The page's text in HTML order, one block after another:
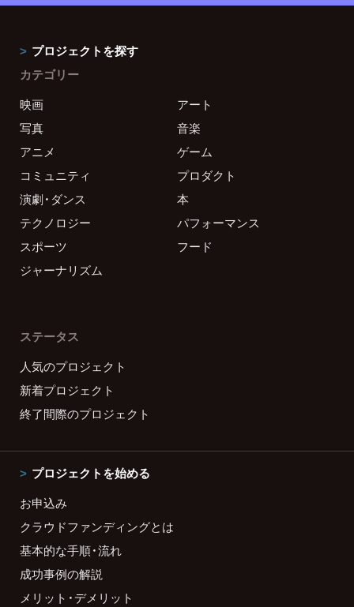
プロジェクトを探す
カテゴリー
映画
アート
写真
音楽
アニメ
ゲーム
コミュニティ
プロダクト
演劇・ダンス
本
テクノロジー
パフォーマンス
スポーツ
フード
ジャーナリズム
ステータス
人気のプロジェクト
新着プロジェクト
終了間際のプロジェクト
プロジェクトを始める
お申込み
クラウドファンディングとは
基本的な手順・流れ
成功事例の解説
メリット・デメリット